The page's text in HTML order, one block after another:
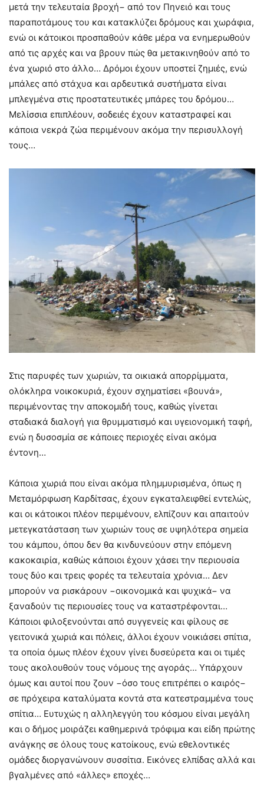
μετά την τελευταία βροχή− από τον Πηνειό και τους
παραποτάμους του και κατακλύζει δρόμους και χωράφια,
ενώ οι κάτοικοι προσπαθούν κάθε μέρα να ενημερωθούν
από τις αρχές και να βρουν πώς θα μετακινηθούν από το
ένα χωριό στο άλλο… Δρόμοι έχουν υποστεί ζημιές, ενώ
μπάλες από στάχυα και αρδευτικά συστήματα είναι
μπλεγμένα στις προστατευτικές μπάρες του δρόμου…
Μελίσσια επιπλέουν, σοδειές έχουν καταστραφεί και
κάποια νεκρά ζώα περιμένουν ακόμα την περισυλλογή
τους…
Στις παρυφές των χωριών, τα οικιακά απορρίμματα,
ολόκληρα νοικοκυριά, έχουν σχηματίσει «βουνά»,
περιμένοντας την αποκομιδή τους, καθώς γίνεται
σταδιακά διαλογή για θρυμματισμό και υγειονομική ταφή,
ενώ η δυσοσμία σε κάποιες περιοχές είναι ακόμα
έντονη…
Κάποια χωριά που είναι ακόμα πλημμυρισμένα, όπως η
Μεταμόρφωση Καρδίτσας, έχουν εγκαταλειφθεί εντελώς,
και οι κάτοικοι πλέον περιμένουν, ελπίζουν και απαιτούν
μετεγκατάσταση των χωριών τους σε υψηλότερα σημεία
του κάμπου, όπου δεν θα κινδυνεύουν στην επόμενη
κακοκαιρία, καθώς κάποιοι έχουν χάσει την περιουσία
τους δύο και τρεις φορές τα τελευταία χρόνια… Δεν
μπορούν να ρισκάρουν −οικονομικά και ψυχικά− να
ξαναδούν τις περιουσίες τους να καταστρέφονται…
Κάποιοι φιλοξενούνται από συγγενείς και φίλους σε
γειτονικά χωριά και πόλεις, άλλοι έχουν νοικιάσει σπίτια,
τα οποία όμως πλέον έχουν γίνει δυσεύρετα και οι τιμές
τους ακολουθούν τους νόμους της αγοράς… Υπάρχουν
όμως και αυτοί που ζουν −όσο τους επιτρέπει ο καιρός−
σε πρόχειρα καταλύματα κοντά στα κατεστραμμένα τους
σπίτια… Ευτυχώς η αλληλεγγύη του κόσμου είναι μεγάλη
και ο δήμος μοιράζει καθημερινά τρόφιμα και είδη πρώτης
ανάγκης σε όλους τους κατοίκους, ενώ εθελοντικές
ομάδες διοργανώνουν συσσίτια. Εικόνες ελπίδας αλλά και
βγαλμένες από «άλλες» εποχές…